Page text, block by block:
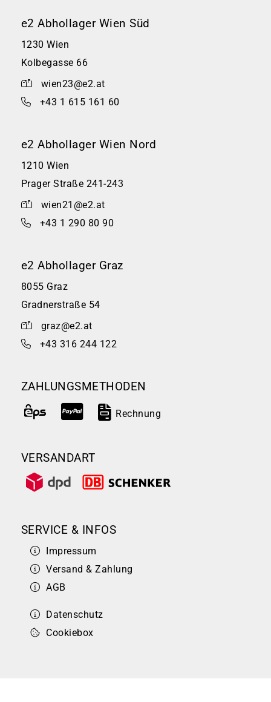
e2 Abhollager Wien Süd
1230 Wien
Kolbegasse 66
wien23@e2.at
+43 1 615 161 60
e2 Abhollager Wien Nord
1210 Wien
Prager Straße 241-243
wien21@e2.at
+43 1 290 80 90
e2 Abhollager Graz
8055 Graz
Gradnerstraße 54
graz@e2.at
+43 316 244 122
ZAHLUNGSMETHODEN
Rechnung
VERSANDART
SERVICE & INFOS
Impressum
Versand & Zahlung
AGB
Datenschutz
Cookiebox